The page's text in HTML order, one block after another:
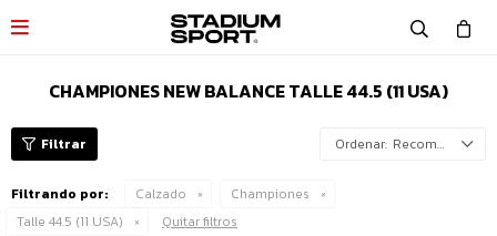

CHAMPIONES NEW BALANCE TALLE 44.5 (11 USA)
Recomendados
Filtrando por: Calzado
Championes
Talle 44.5 (11 USA)
Quitar filtros